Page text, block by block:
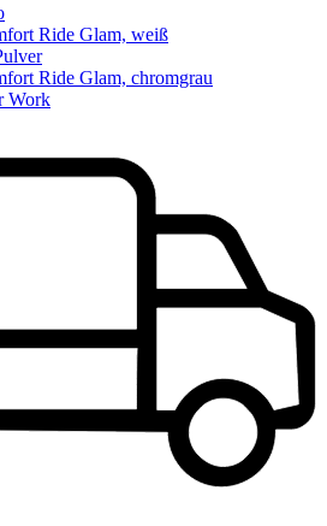
Ride Glam, weiß
Ride Glam, chromgrau
Work